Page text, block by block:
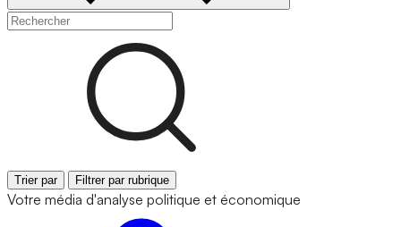
Trier par Filtrer par rubrique
Votre média d'analyse politique et économique